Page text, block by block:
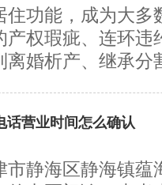
功能，成为大多
产权瑕疵、连环违
离婚析产、继承分
话营业时间怎么确认
静海区静海镇蕴